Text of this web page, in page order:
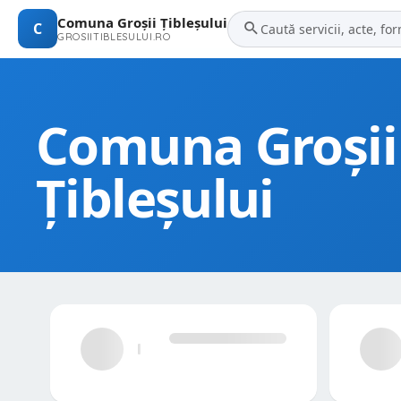
C Comuna Groșii Țibleșului
GROSIITIBLESULUI.RO
Comuna Groșii
Țibleșului